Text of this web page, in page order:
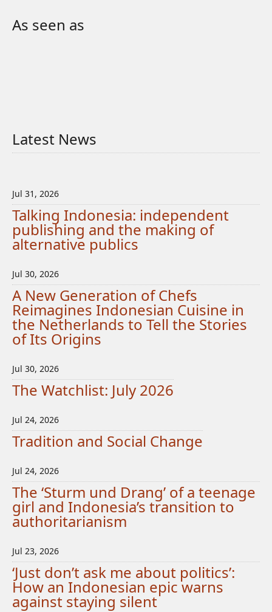
As seen as
Latest News
Jul 31, 2026
Talking Indonesia: independent
publishing and the making of
alternative publics
Jul 30, 2026
A New Generation of Chefs
Reimagines Indonesian Cuisine in
the Netherlands to Tell the Stories
of Its Origins
Jul 30, 2026
The Watchlist: July 2026
Jul 24, 2026
Tradition and Social Change
Jul 24, 2026
The ‘Sturm und Drang’ of a teenage
girl and Indonesia’s transition to
authoritarianism
Jul 23, 2026
‘Just don’t ask me about politics’:
How an Indonesian epic warns
against staying silent